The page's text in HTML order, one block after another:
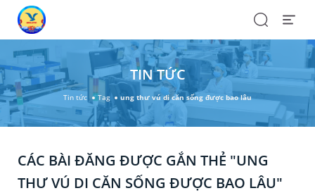
SearchOpen
TIN TỨC
Tin tức Tag ung thư vú di căn sống được bao lâu
CÁC BÀI ĐĂNG ĐƯỢC GẮN THẺ "UNG
THƯ VÚ DI CĂN SỐNG ĐƯỢC BAO LÂU"